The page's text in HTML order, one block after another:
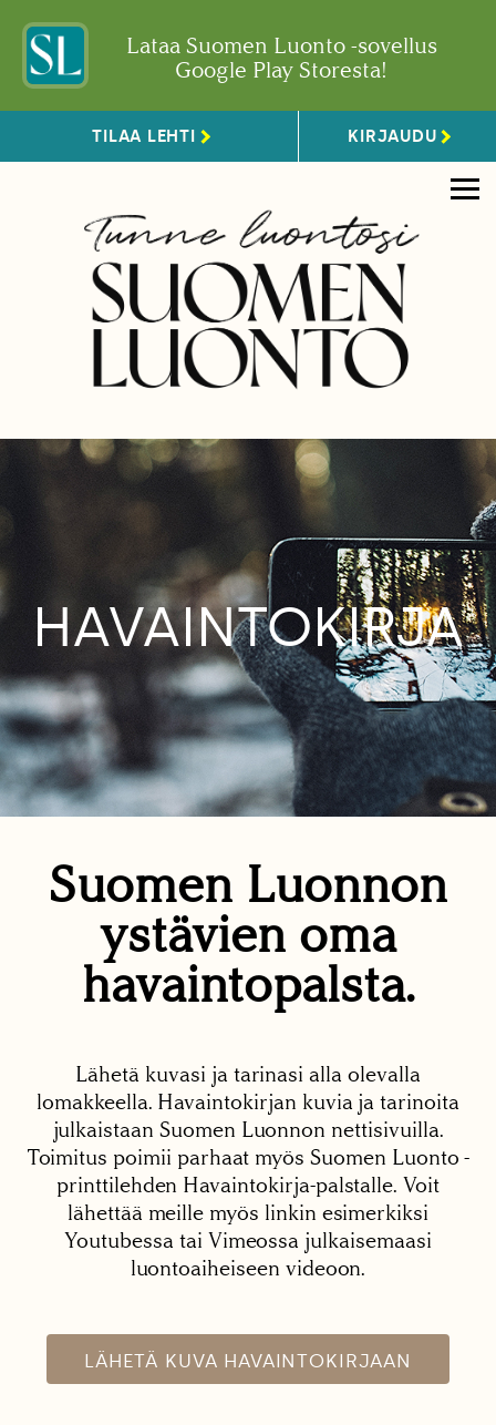
Lataa Suomen Luonto -sovellus
Google Play Storesta!
TILAA LEHTI KIRJAUDU
HAVAINTOKIRJA
Suomen Luonnon
ystävien oma
havaintopalsta.
Lähetä kuvasi ja tarinasi alla olevalla
lomakkeella. Havaintokirjan kuvia ja tarinoita
julkaistaan Suomen Luonnon nettisivuilla.
Toimitus poimii parhaat myös Suomen Luonto -
printtilehden Havaintokirja-palstalle. Voit
lähettää meille myös linkin esimerkiksi
Youtubessa tai Vimeossa julkaisemaasi
luontoaiheiseen videoon.
LÄHETÄ KUVA HAVAINTOKIRJAAN